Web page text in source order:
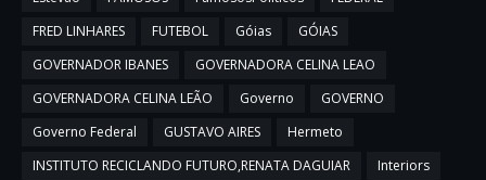
FRED LINHARES
FUTEBOL Góias
GÓIAS
GOVERNADOR IBANES
GOVERNADORA CELINA LEAO
GOVERNADORA CELINA LEÃO
Governo
GOVERNO
Governo Federal
GUSTAVO AIRES
Hermeto
INSTITUTO RECICLANDO FUTURO,RENATA DAGUIAR
Interiors